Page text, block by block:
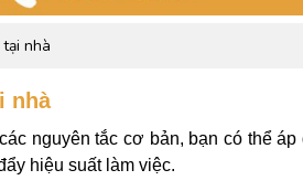
nhà
nhà
nguyên tắc cơ bản, bạn có thể áp
hiệu suất làm việc.